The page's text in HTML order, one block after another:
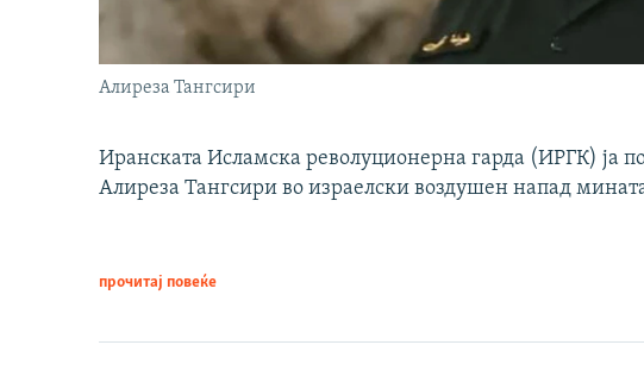
Алиреза Тангсири
Иранската Исламска револуционерна гарда (ИРГК) ја
Алиреза Тангсири во израелски воздушен напад
прочитај повеќе